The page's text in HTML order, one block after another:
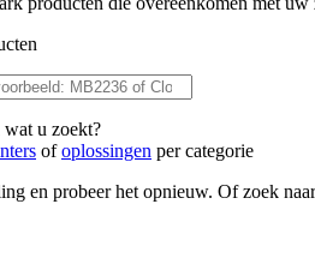
u zoekt?
ofoplossingen per categorie
en probeer het opnieuw. Of zoek